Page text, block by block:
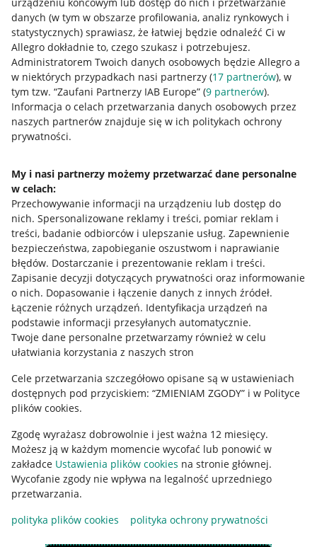
danych (w tym w obszarze profilowania, analiz rynkowych i
statystycznych) sprawiasz, że łatwiej będzie odnaleźć Ci w
Allegro dokładnie to, czego szukasz i potrzebujesz.
Administratorem Twoich danych osobowych będzie Allegro a
w niektórych przypadkach nasi partnerzy (17 partnerów), w
tym tzw. “Zaufani Partnerzy IAB Europe” (9 partnerów).
Informacja o celach przetwarzania danych osobowych przez
naszych partnerów znajduje się w ich politykach ochrony
prywatności.
My i nasi partnerzy możemy przetwarzać dane personalne
w celach:
Przechowywanie informacji na urządzeniu lub dostęp do
nich. Spersonalizowane reklamy i treści, pomiar reklam i
treści, badanie odbiorców i ulepszanie usług. Zapewnienie
bezpieczeństwa, zapobieganie oszustwom i naprawianie
błędów. Dostarczanie i prezentowanie reklam i treści.
Zapisanie decyzji dotyczących prywatności oraz informowanie
o nich. Dopasowanie i łączenie danych z innych źródeł.
Łączenie różnych urządzeń. Identyfikacja urządzeń na
podstawie informacji przesyłanych automatycznie.
Twoje dane personalne przetwarzamy również w celu
ułatwiania korzystania z naszych stron
Cele przetwarzania szczegółowo opisane są w ustawieniach
dostępnych pod przyciskiem: “ZMIENIAM ZGODY” i w Polityce
plików cookies.
Zgodę wyrażasz dobrowolnie i jest ważna 12 miesięcy.
Możesz ją w każdym momencie wycofać lub ponowić w
zakładce Ustawienia plików cookies na stronie głównej.
Wycofanie zgody nie wpływa na legalność uprzedniego
przetwarzania.
polityka plików cookies
polityka ochrony prywatności
Przydatne informacje
Jak to działa
Allegro Gadane dla sprzedających
Allegro Gadane dla kupujących
Mapa miejscowości
Informacje prawne
Regulamin
Polityka plików "cookies"
Ustawienia plików "cookies"
Udostępnianie lokalizacji
Informacje dla Aktu o Usługach Cyfrowych
Pobierz aplikację